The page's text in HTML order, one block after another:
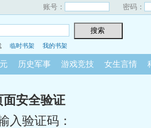
账号： 密码：
临时书架 我的书架
历史军事 游戏竞技 女生言情
面安全验证
入验证码：